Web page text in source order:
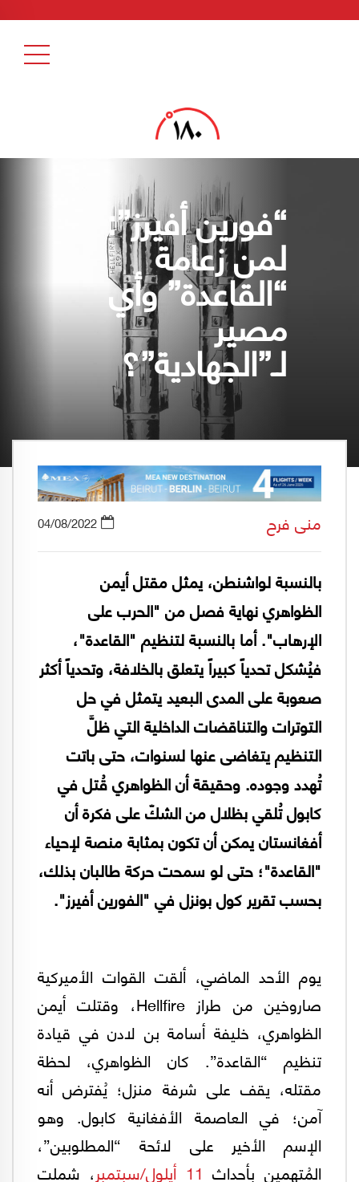
“فورين أفيرز”:
لمن زعامة
“القاعدة” وأي
مصير
لـ”الجهادية”؟
منى فرح 04/08/2022
بالنسبة لواشنطن، يمثل مقتل أيمن
الظواهري نهاية فصل من "الحرب على
الإرهاب". أما بالنسبة لتنظيم "القاعدة"،
فيُشكل تحدياً كبيراً يتعلق بالخلافة، وتحدياً أكثر
صعوبة على المدى البعيد يتمثل في حل
التوترات والتناقضات الداخلية التي ظلَّ
التنظيم يتغاضى عنها لسنوات، حتى باتت
تُهدد وجوده. وحقيقة أن الظواهري قُتل في
كابول تُلقي بظلال من الشكّ على فكرة أن
أفغانستان يمكن أن تكون بمثابة منصة لإحياء
"القاعدة"؛ حتى لو سمحت حركة طالبان بذلك،
بحسب تقرير كول بونزل في "الفورين أفيرز".
يوم الأحد الماضي، ألقت القوات الأميركية
صاروخين من طراز Hellfire، وقتلت أيمن
الظواهري، خليفة أسامة بن لادن في قيادة
تنظيم “القاعدة”. كان الظواهري، لحظة
مقتله، يقف على شرفة منزل؛ يُفترض أنه
آمن؛ في العاصمة الأفغانية كابول. وهو
الإسم الأخير على لائحة “المطلوبين”،
المُتهمين بأحداث 11 أيلول/سبتمبر
، شملت